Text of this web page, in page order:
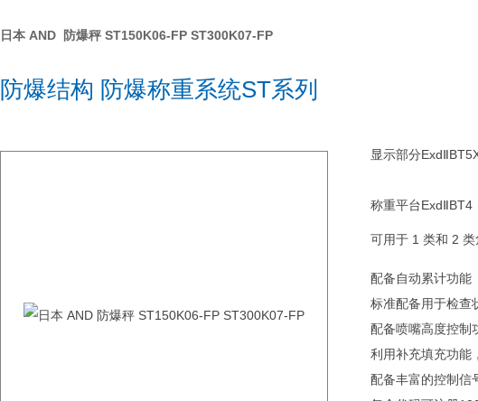
日本 AND 防爆秤 ST150K06-FP ST300K07-FP
防爆结构 防爆称重系统ST系列
显示部分
称重平台ExdⅡBT4
可用于 1 类和 2
配备自动累计功能
标准配备用于检查
配备喷嘴高度控制
利用补充填充功能
配备丰富的控制信